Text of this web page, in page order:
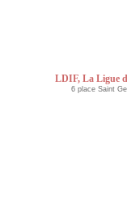
LDIF, La Ligue
6 place Saint